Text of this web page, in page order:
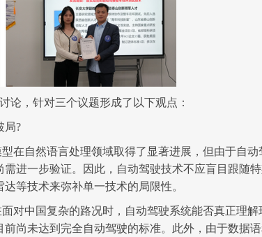
论，针对三个议题形成了 以下观点：
局?
在自然语言处理领域取得了显著进展，但由于自动
进一步验证。
因此， 自动驾驶技术不应盲目跟随
等技术来弥补单一技术的局限性。
对中国复杂的路况时，自动驾驶系统能否真正理解
尚未达到完全自动驾驶的标准。 此外， 由于数据